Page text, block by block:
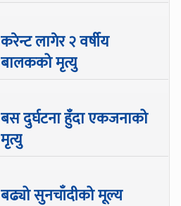
करेन्ट लागेर २ वर्षीय
बालकको मृत्यु
बस दुर्घटना हुँदा एकजनाको
मृत्यु
बढ्यो सुनचाँदीको मूल्य